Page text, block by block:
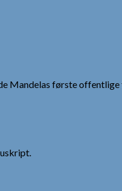
Mandelas første offentlige